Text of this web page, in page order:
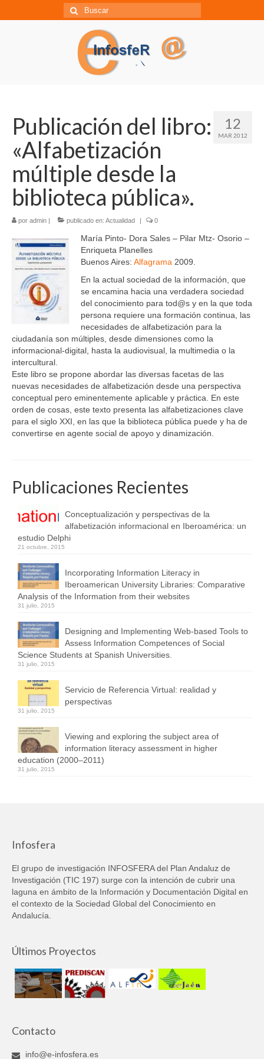
Búsqueda
para:
12
MAR 2012
Publicación del libro:
«Alfabetización
múltiple desde la
biblioteca pública».
por admin | publicado en: Actualidad | 0
María Pinto- Dora Sales – Pilar Mtz- Osorio –
Enriqueta Planelles
Buenos Aires: Alfagrama 2009.
En la actual sociedad de la información, que
se encamina hacia una verdadera sociedad
del conocimiento para tod@s y en la que toda
persona requiere una formación continua, las
necesidades de alfabetización para la
ciudadanía son múltiples, desde dimensiones como la
informacional-digital, hasta la audiovisual, la multimedia o la
intercultural.
Este libro se propone abordar las diversas facetas de las
nuevas necesidades de alfabetización desde una perspectiva
conceptual pero eminentemente aplicable y práctica. En este
orden de cosas, este texto presenta las alfabetizaciones clave
para el siglo XXI, en las que la biblioteca pública puede y ha de
convertirse en agente social de apoyo y dinamización.
Publicaciones Recientes
Conceptualización y perspectivas de la
alfabetización informacional en Iberoamérica: un
estudio Delphi
21 octubre, 2015
Incorporating Information Literacy in
Iberoamerican University Libraries: Comparative
Analysis of the Information from their websites
31 julio, 2015
Designing and Implementing Web-based Tools to
Assess Information Competences of Social
Science Students at Spanish Universities.
31 julio, 2015
Servicio de Referencia Virtual: realidad y
perspectivas
31 julio, 2015
Viewing and exploring the subject area of
information literacy assessment in higher
education (2000–2011)
31 julio, 2015
Infosfera
El grupo de investigación INFOSFERA del Plan Andaluz de
Investigación (TIC 197) surge con la intención de cubrir una
laguna en ámbito de la Información y Documentación Digital en
el contexto de la Sociedad Global del Conocimiento en
Andalucía.
Últimos Proyectos
Contacto
info@e-infosfera.es